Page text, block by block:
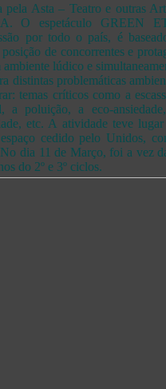
pela Asta – Teatro e outras
O espetáculo GREEN
por todo o país, é
de concorrentes e
ambiente lúdico e
distintas problemáticas
temas críticos como a
a poluição, a eco-
etc. A atividade teve
cedido pelo Unidos,
dia 11 de Março, foi a vez
do 2º e 3º ciclos.